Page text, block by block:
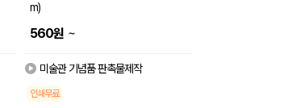
m)
560원 ~
미술관 기념품 판촉물제작
인쇄무료